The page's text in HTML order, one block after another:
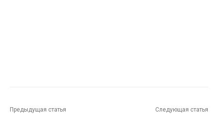
Предыдущая статья Следующая статья